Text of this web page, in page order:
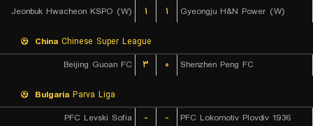
Jeonbuk Hwacheon KSPO (W)
۱ ۱ Gyeongju H&N Power (W)
China Chinese Super League
Beijing Guoan FC
۳ ۰ Shenzhen Peng FC
Bulgaria Parva Liga
PFC Levski Sofia
- - PFC Lokomotiv Plovdiv 1936